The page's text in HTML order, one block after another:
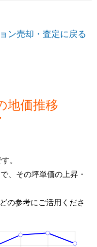
ン売却・査定に戻る
地価推移
。
、その坪単価の上昇・
の参考にご活用くださ